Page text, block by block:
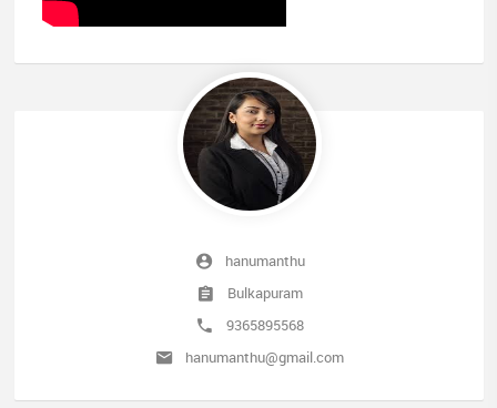
hanumanthu
Bulkapuram
9365895568
hanumanthu@gmail.com